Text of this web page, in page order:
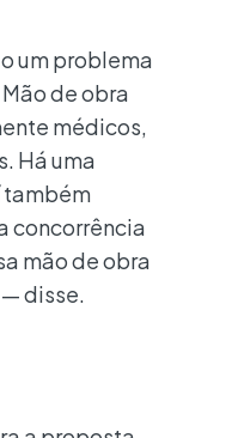
um problema
de obra
médicos,
Há uma
também
concorrência
mão de obra
disse.